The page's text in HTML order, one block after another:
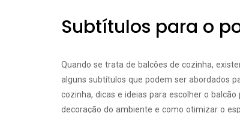
Subtítulos para o
Quando se trata de balcões de cozinha,
alguns subtítulos que podem ser abordados
cozinha, dicas e ideias para escolher o
decoração do ambiente e como otimizar o